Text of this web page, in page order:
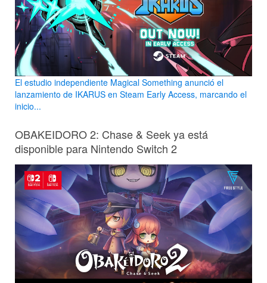
El estudio independiente Magical Something anunció el
lanzamiento de IKARUS en Steam Early Access, marcando el
inicio...
OBAKEIDORO 2: Chase & Seek ya está
disponible para Nintendo Switch 2